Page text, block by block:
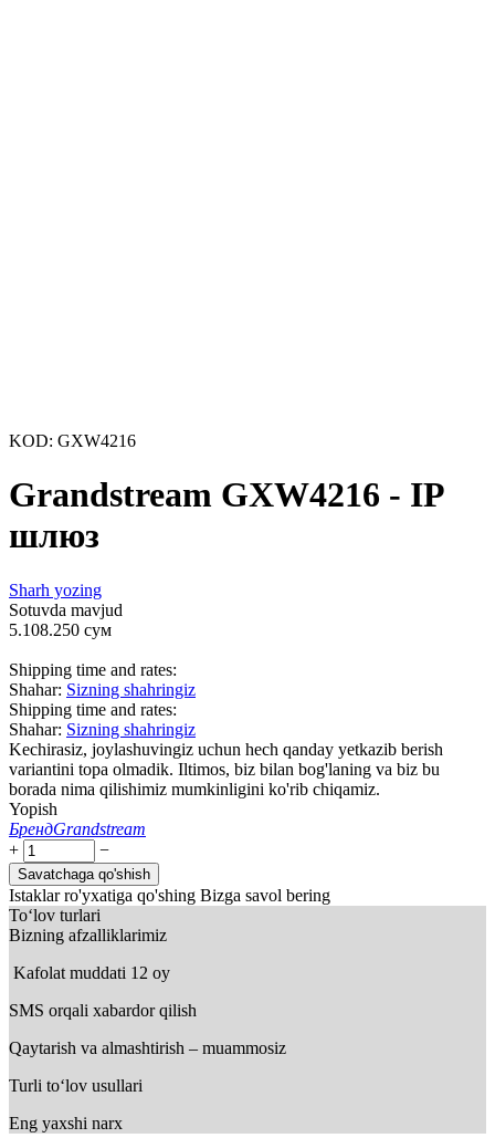
KOD: GXW4216
Grandstream GXW4216 - IP
шлюз
Sharh yozing
Sotuvda mavjud
5.108.250 сум
Shipping time and rates:
Shahar: Sizning shahringiz
Shipping time and rates:
Shahar: Sizning shahringiz
Kechirasiz, joylashuvingiz uchun hech qanday yetkazib berish
variantini topa olmadik. Iltimos, biz bilan bog'laning va biz bu
borada nima qilishimiz mumkinligini ko'rib chiqamiz.
Yopish
БрендGrandstream
+
−
Savatchaga qo'shish
Istaklar ro'yxatiga qo'shing Bizga savol bering
To‘lov turlari
Bizning afzalliklarimiz
Kafolat muddati 12 oy
SMS orqali xabardor qilish
Qaytarish va almashtirish – muammosiz
Turli to‘lov usullari
Eng yaxshi narx